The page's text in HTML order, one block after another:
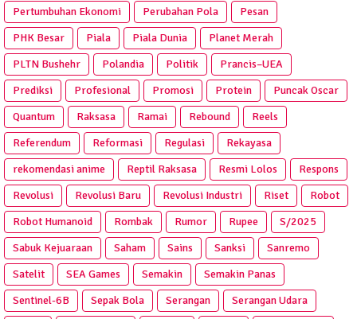
Pertumbuhan Ekonomi
Perubahan Pola
Pesan
PHK Besar
Piala Piala Dunia
Planet Merah
PLTN Bushehr
Polandia Politik
Prancis–UEA
Prediksi
Profesional Promosi Protein
Puncak Oscar
Quantum
Raksasa Ramai Rebound
Reels
Referendum
Reformasi Regulasi
Rekayasa
rekomendasi anime
Reptil Raksasa Resmi Lolos
Respons
Revolusi
Revolusi Baru Revolusi Industri Riset
Robot
Robot Humanoid
Rombak Rumor Rupee
S/2025
Sabuk Kejuaraan
Saham Sains Sanksi
Sanremo
Satelit
SEA Games Semakin
Semakin Panas
Sentinel-6B
Sepak Bola Serangan
Serangan Udara